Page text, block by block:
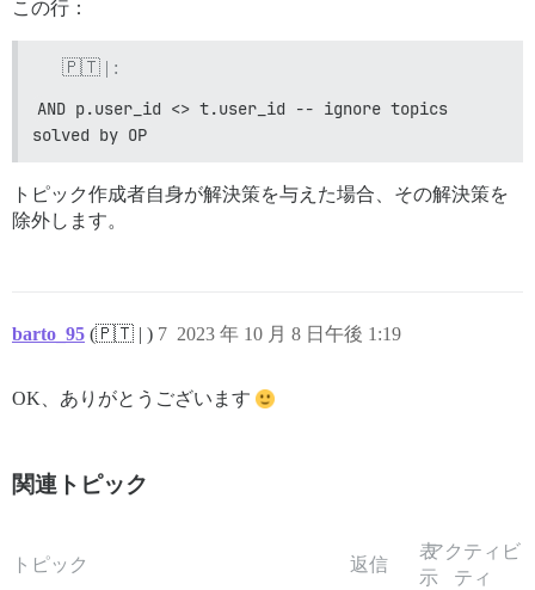
この行：
🇵🇹 | :
AND p.user_id <> t.user_id -- ignore topics
solved by OP
トピック作成者自身が解決策を与えた場合、その解決策を
除外します。
barto_95 (🇵🇹 | ) 2023 年 10 月 8 日午後 1:19
7
OK、ありがとうございます
関連トピック
トピック 返信
表
示
アクティビ
ティ